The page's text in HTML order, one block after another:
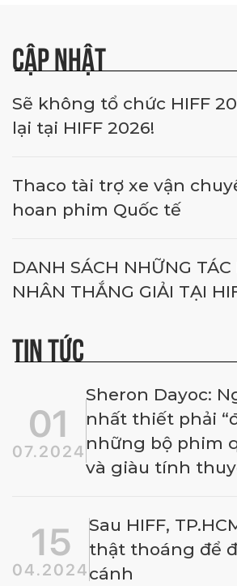
CẬP NHẬT
Sẽ không tổ chức HIFF
lại tại HIFF 2026!
Thaco tài trợ xe vận
hoan phim Quốc tế
DANH SÁCH NHỮNG
NHÂN THẮNG GIẢI TẠI
TIN TỨC
01
07.2024
Sheron Dayoc:
nhất thiết phải
những bộ phim
và giàu tính
15
04.2024
Sau HIFF,
thật thoáng để
cánh